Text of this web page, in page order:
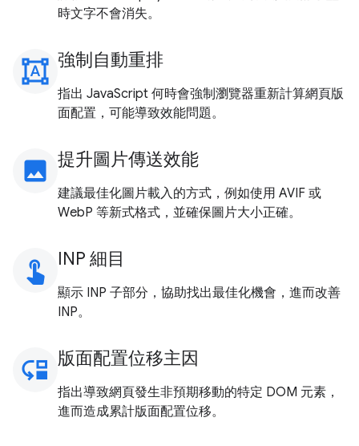
時文字不會消失。
format_shapes 強制自動重排
指出 JavaScript 何時會強制瀏覽器重新計算網頁版
面配置，可能導致效能問題。
image 提升圖片傳送效能
建議最佳化圖片載入的方式，例如使用 AVIF 或
WebP 等新式格式，並確保圖片大小正確。
touch_app INP 細目
顯示 INP 子部分，協助找出最佳化機會，進而改善
INP。
move_down 版面配置位移主因
指出導致網頁發生非預期移動的特定 DOM 元素，
進而造成累計版面配置位移。